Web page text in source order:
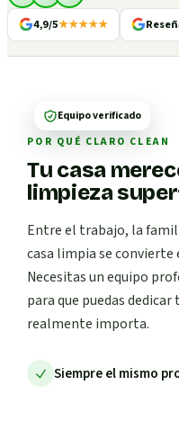
4,9/5★★★★★
POR QUÉ CLARO CLEAN
Tu casa
limpieza
Entre el trabajo, la
casa limpia se
Necesitas un equipo
para que puedas
realmente importa.
Siempre el mismo
Equipo verificado